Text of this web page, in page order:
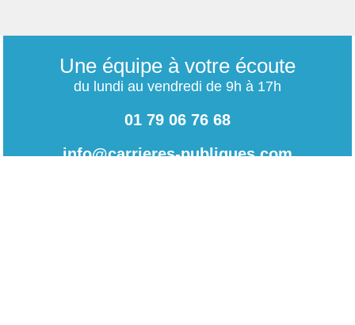
Une équipe à votre écoute
du lundi au vendredi de 9h à 17h
01 79 06 76 68
info@carrieres-publiques.com